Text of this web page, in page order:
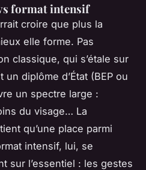
format intensif
croire que plus la
elle forme. Pas
classique, qui s’étale sur
diplôme d’État (BEP ou
un spectre large :
du visage… La
qu’une place parmi
intensif, lui, se
sur l’essentiel : les gestes